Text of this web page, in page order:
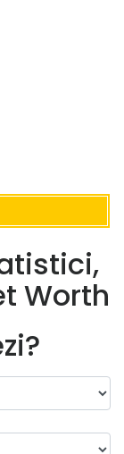
Worth